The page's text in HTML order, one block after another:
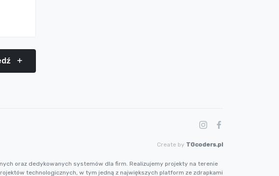
Create by TGcoders.pl
oraz dedykowanych systemów dla firm. Realizujemy projekty na terenie
technologicznych, w tym jedną z największych platform ze zdrapkami